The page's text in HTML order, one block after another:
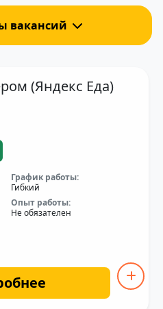
вакансий
(Яндекс Еда)
График работы:
Гибкий
Опыт работы:
Не обязателен